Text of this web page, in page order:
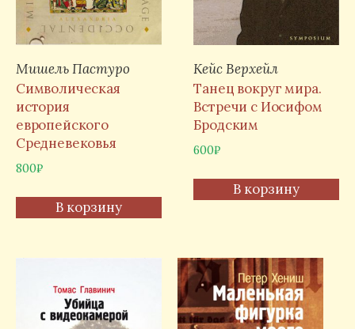
Мишель Пастуро
Символическая
история
европейского
Средневековья
800₽
В корзину
Кейс Верхейл
Танец вокруг мира.
Встречи с Иосифом
Бродским
600₽
В корзину